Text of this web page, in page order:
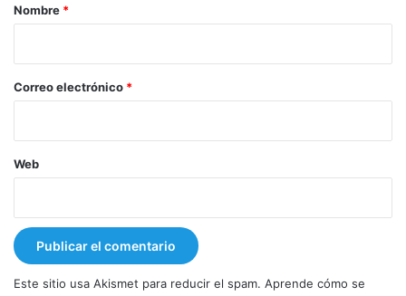
r
*
Nombre *
Correo electrónico *
Web
Este sitio usa Akismet para reducir el spam. Aprende cómo se